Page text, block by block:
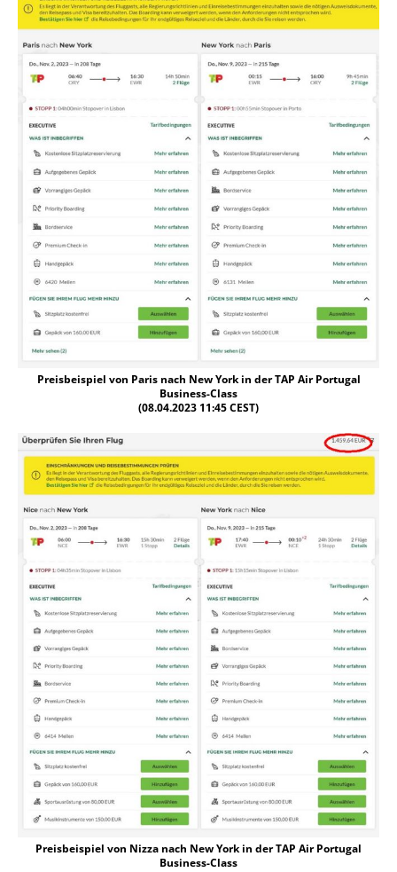
Preisbeispiel von Paris nach New York in der TAP Air Portugal
Business-Class
(08.04.2023 11:45 CEST)
Preisbeispiel von Nizza nach New York in der TAP Air Portugal
Business-Class